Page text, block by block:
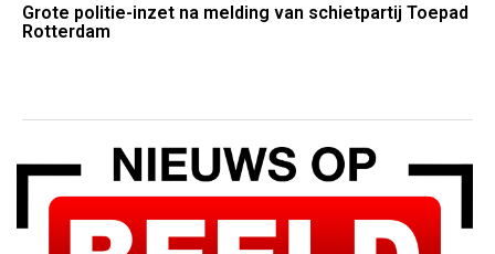
Grote politie-inzet na melding van schietpartij Toepad
Rotterdam